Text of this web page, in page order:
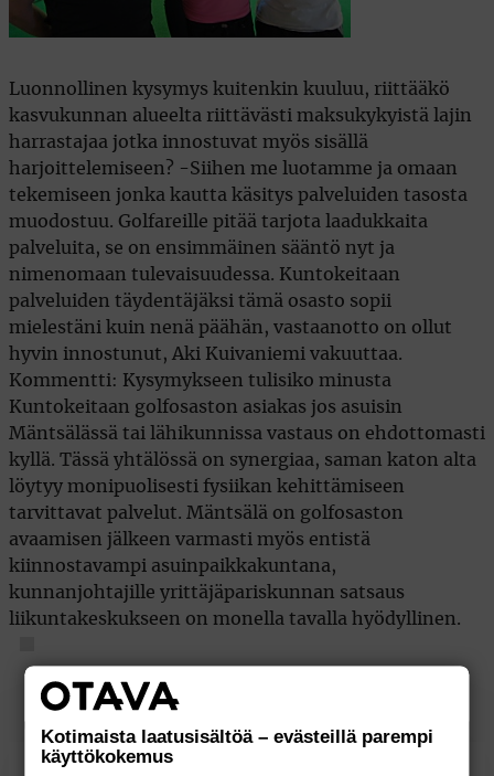
Luonnollinen kysymys kuitenkin kuuluu, riittääkö
kasvukunnan alueelta riittävästi maksukykyistä lajin
harrastajaa jotka innostuvat myös sisällä
harjoittelemiseen? -Siihen me luotamme ja omaan
tekemiseen jonka kautta käsitys palveluiden tasosta
muodostuu. Golfareille pitää tarjota laadukkaita
palveluita, se on ensimmäinen sääntö nyt ja
nimenomaan tulevaisuudessa. Kuntokeitaan
palveluiden täydentäjäksi tämä osasto sopii
mielestäni kuin nenä päähän, vastaanotto on ollut
hyvin innostunut, Aki Kuivaniemi vakuuttaa.
Kommentti: Kysymykseen tulisiko minusta
Kuntokeitaan golfosaston asiakas jos asuisin
Mäntsälässä tai lähikunnissa vastaus on ehdottomasti
kyllä. Tässä yhtälössä on synergiaa, saman katon alta
löytyy monipuolisesti fysiikan kehittämiseen
tarvittavat palvelut. Mäntsälä on golfosaston
avaamisen jälkeen varmasti myös entistä
kiinnostavampi asuinpaikkakuntana,
kunnanjohtajille yrittäjäpariskunnan satsaus
liikuntakeskukseen on monella tavalla hyödyllinen.
Kotimaista laatusisältöä – evästeillä parempi
käyttökokemus